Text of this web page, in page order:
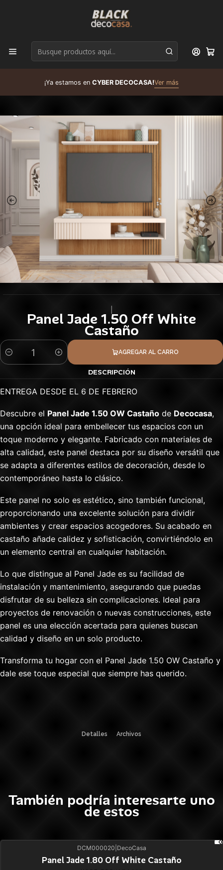
¡Ya estamos en CYBER DECOCASA!Ver más
Panel Jade 1.50 Off White
Castaño
Cantidad
AGREGAR AL CARRO
DESCRIPCIÓN
ENTREGA DESDE EL 6 DE FEBRERO
Descubre el Panel Jade 1.50 OW Castaño de Decocasa,
una opción ideal para embellecer tus espacios con un
toque moderno y elegante. Fabricado con materiales de
alta calidad, este panel destaca por su diseño versátil que
se adapta a diferentes estilos de decoración, desde lo
contemporáneo hasta lo clásico.
Este panel no solo es estético, sino también funcional,
proporcionando una excelente solución para dividir
ambientes y crear espacios acogedores. Su acabado en
castaño añade calidez y sofisticación, convirtiéndolo en
un elemento central en cualquier habitación.
Lo que distingue al Panel Jade es su facilidad de
instalación y mantenimiento, asegurando que puedas
disfrutar de su belleza sin complicaciones. Ideal para
proyectos de renovación o nuevas construcciones, este
panel es una elección acertada para quienes buscan
calidad y diseño en un solo producto.
Transforma tu hogar con el Panel Jade 1.50 OW Castaño y
dale ese toque especial que siempre has querido.
Detalles Archivos
También podría interesarte uno
de estos
DCM000020 DecoCasa
Panel Jade 1.80 Off White Castaño